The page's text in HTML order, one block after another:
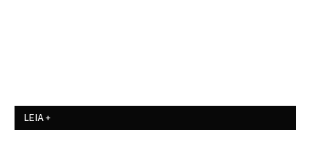
LEIA +